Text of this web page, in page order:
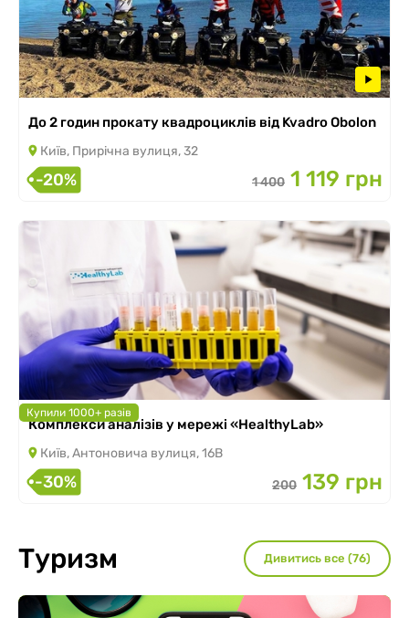
До 2 годин прокату квадроциклів від Kvadro Obolon
Київ, Прирічна вулиця, 32
-20% 1 400 1 119 грн
Купили 1000+ разів
Комплекси аналізів у мережі «HealthyLab»
Київ, Антоновича вулиця, 16В
-30% 200 139 грн
Туризм Дивитись все (76)